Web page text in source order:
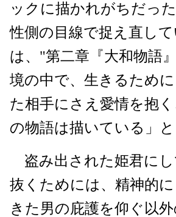
ックに描かれがちだっ
性側の目線で捉え直し
は、"第二章『大和物語
境の中で、生きるため
た相手にさえ愛情を抱
の物語は描いている」と
盗み出された姫君に
抜くためには、精神的
きた男の庇護を仰ぐ以